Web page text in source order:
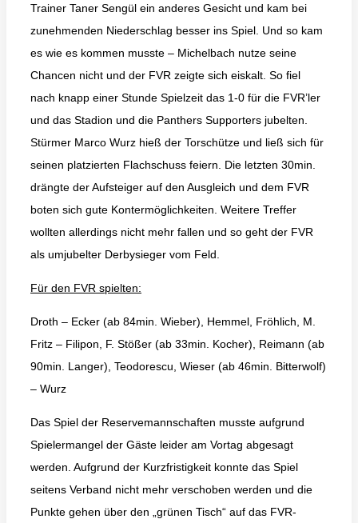
Trainer Taner Sengül ein anderes Gesicht und kam bei
zunehmenden Niederschlag besser ins Spiel. Und so kam
es wie es kommen musste – Michelbach nutze seine
Chancen nicht und der FVR zeigte sich eiskalt. So fiel
nach knapp einer Stunde Spielzeit das 1-0 für die FVR’ler
und das Stadion und die Panthers Supporters jubelten.
Stürmer Marco Wurz hieß der Torschütze und ließ sich für
seinen platzierten Flachschuss feiern. Die letzten 30min.
drängte der Aufsteiger auf den Ausgleich und dem FVR
boten sich gute Kontermöglichkeiten. Weitere Treffer
wollten allerdings nicht mehr fallen und so geht der FVR
als umjubelter Derbysieger vom Feld.
Für den FVR spielten:
Droth – Ecker (ab 84min. Wieber), Hemmel, Fröhlich, M.
Fritz – Filipon, F. Stößer (ab 33min. Kocher), Reimann (ab
90min. Langer), Teodorescu, Wieser (ab 46min. Bitterwolf)
– Wurz
Das Spiel der Reservemannschaften musste aufgrund
Spielermangel der Gäste leider am Vortag abgesagt
werden. Aufgrund der Kurzfristigkeit konnte das Spiel
seitens Verband nicht mehr verschoben werden und die
Punkte gehen über den „grünen Tisch“ auf das FVR-